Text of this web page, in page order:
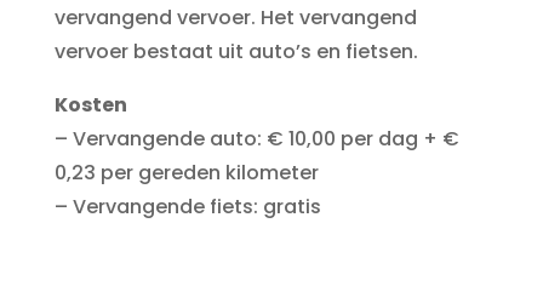
vervangend vervoer. Het vervangend
vervoer bestaat uit auto’s en fietsen.
Kosten
– Vervangende auto: € 10,00 per dag + €
0,23 per gereden kilometer
– Vervangende fiets: gratis